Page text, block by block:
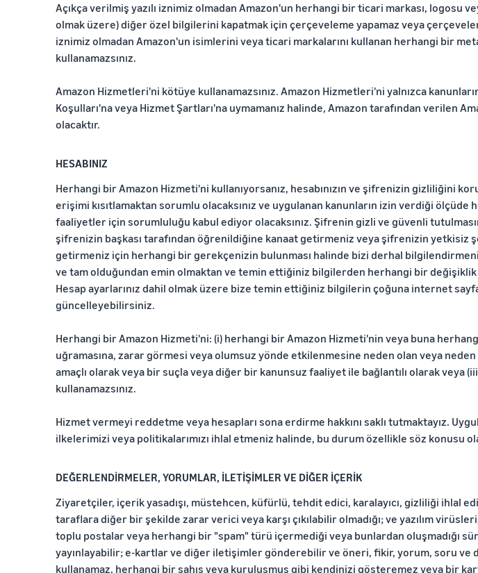
Açıkça verilmiş yazılı iznimiz olmadan Amazon'un herhangi bir ticari markası, logosu
olmak üzere) diğer özel bilgilerini kapatmak için çerçeveleme yapamaz veya
iznimiz olmadan Amazon'un isimlerini veya ticari markalarını kullanan herhangi bir
kullanamazsınız.
Amazon Hizmetleri'ni kötüye kullanamazsınız. Amazon Hizmetleri'ni yalnızca
Koşulları'na veya Hizmet Şartları'na uymamanız halinde, Amazon tarafından verilen
olacaktır.
HESABINIZ
Herhangi bir Amazon Hizmeti'ni kullanıyorsanız, hesabınızın ve şifrenizin gizliliğini
erişimi kısıtlamaktan sorumlu olacaksınız ve uygulanan kanunların izin verdiği ölçüde
faaliyetler için sorumluluğu kabul ediyor olacaksınız. Şifrenin gizli ve güvenli
şifrenizin başkası tarafından öğrenildiğine kanaat getirmeniz veya şifrenizin yetkisiz
getirmeniz için herhangi bir gerekçenizin bulunması halinde bizi derhal
ve tam olduğundan emin olmaktan ve temin ettiğiniz bilgilerden herhangi bir
Hesap ayarlarınız dahil olmak üzere bize temin ettiğiniz bilgilerin çoğuna internet
güncelleyebilirsiniz.
Herhangi bir Amazon Hizmeti'ni: (i) herhangi bir Amazon Hizmeti'nin veya buna
uğramasına, zarar görmesi veya olumsuz yönde etkilenmesine neden olan veya
amaçlı olarak veya bir suçla veya diğer bir kanunsuz faaliyet ile bağlantılı olarak veya
kullanamazsınız.
Hizmet vermeyi reddetme veya hesapları sona erdirme hakkını saklı tutmaktayız.
ilkelerimizi veya politikalarımızı ihlal etmeniz halinde, bu durum özellikle söz konusu
DEĞERLENDİRMELER, YORUMLAR, İLETİŞİMLER VE DİĞER İÇERİK
Ziyaretçiler, içerik yasadışı, müstehcen, küfürlü, tehdit edici, karalayıcı, gizliliği ihlal
taraflara diğer bir şekilde zarar verici veya karşı çıkılabilir olmadığı; ve yazılım
toplu postalar veya herhangi bir "spam" türü içermediği veya bunlardan oluşmadığı
yayınlayabilir; e-kartlar ve diğer iletişimler gönderebilir ve öneri, fikir, yorum, soru ve
kullanamaz, herhangi bir şahıs veya kuruluşmuş gibi kendinizi gösteremez veya bir